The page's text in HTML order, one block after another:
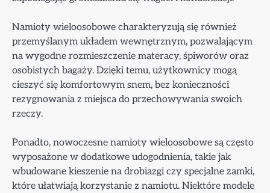
Namioty wieloosobowe charakteryzują się również
przemyślanym układem wewnętrznym, pozwalającym
na wygodne rozmieszczenie materacy, śpiworów oraz
osobistych bagaży. Dzięki temu, użytkownicy mogą
cieszyć się komfortowym snem, bez konieczności
rezygnowania z miejsca do przechowywania swoich
rzeczy.
Ponadto, nowoczesne namioty wieloosobowe są często
wyposażone w dodatkowe udogodnienia, takie jak
wbudowane kieszenie na drobiazgi czy specjalne zamki,
które ułatwiają korzystanie z namiotu. Niektóre modele